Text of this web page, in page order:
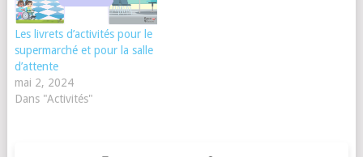
Les livrets d’activités pour le
supermarché et pour la salle
d’attente
mai 2, 2024
Dans "Activités"